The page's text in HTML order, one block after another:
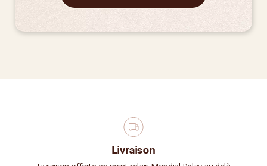
Livraison